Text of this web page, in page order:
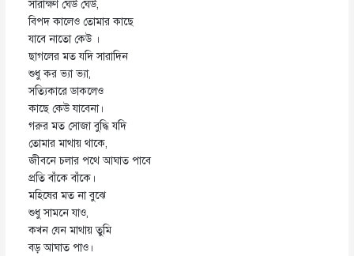
সারাক্ষণ ঘেউ ঘেউ,
বিপদ কালেও তোমার কাছে
যাবে নাতো কেউ ।
ছাগলের মত যদি সারাদিন
শুধু কর ভ্যা ভ্যা,
সত্যিকারে ডাকলেও
কাছে কেউ যাবেনা।
গরুর মত সোজা বুদ্ধি যদি
তোমার মাথায় থাকে,
জীবনে চলার পথে আঘাত পাবে
প্রতি বাঁকে বাঁকে।
মহিষের মত না বুঝে
শুধু সামনে যাও,
কখন যেন মাথায় তুমি
বড় আঘাত পাও।